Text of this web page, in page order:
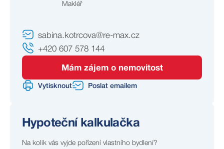
Makléř
sabina.kotrcova@re-max.cz
+420 607 578 144
Mám zájem o nemovitost
Vytisknout Poslat emailem
Hypoteční kalkulačka
Na kolik vás vyjde pořízení vlastního bydlení?